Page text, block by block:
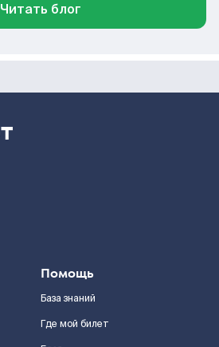
Читать блог
Помощь
База знаний
Где мой билет